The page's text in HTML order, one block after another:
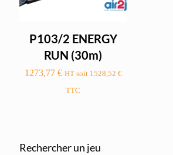
P103/2 ENERGY
RUN (30m)
1273,77 € HT soit 1528,52 €
TTC
Rechercher un jeu